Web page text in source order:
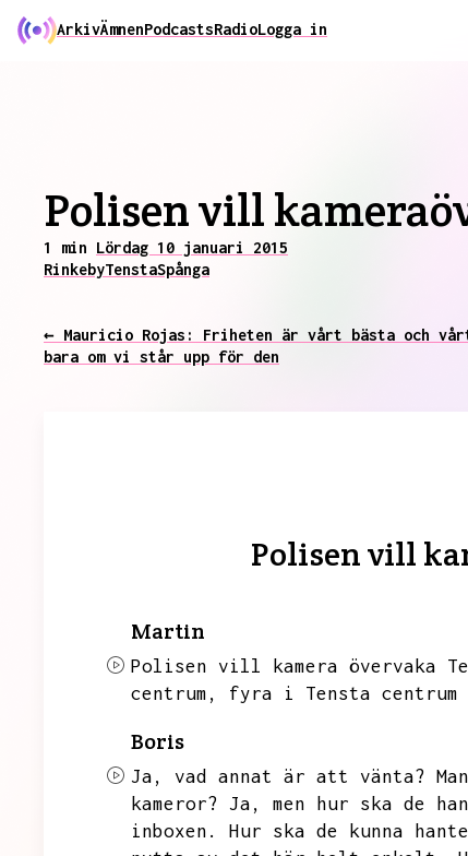
ArkivÄmnenPodcastsRadioLogga in
Polisen vill
1 min Lördag 10 januari 2015
RinkebyTenstaSpånga
← Mauricio Rojas: Friheten är vårt bästa och
bara om vi står upp för den
Polisen vill
Martin
Polisen vill kamera övervaka
centrum,
fyra i Tensta centrum
Boris
Ja, vad annat är att vänta?
kameror? Ja, men hur ska de
inboxen.
Hur ska de kunna